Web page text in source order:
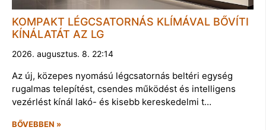
KOMPAKT LÉGCSATORNÁS KLÍMÁVAL BŐVÍTI
KÍNÁLATÁT AZ LG
2026. augusztus. 8. 22:14
Az új, közepes nyomású légcsatornás beltéri egység
rugalmas telepítést, csendes működést és intelligens
vezérlést kínál lakó- és kisebb kereskedelmi t…
BŐVEBBEN »